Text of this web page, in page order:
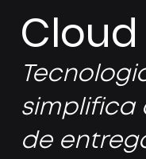
simplifica
de